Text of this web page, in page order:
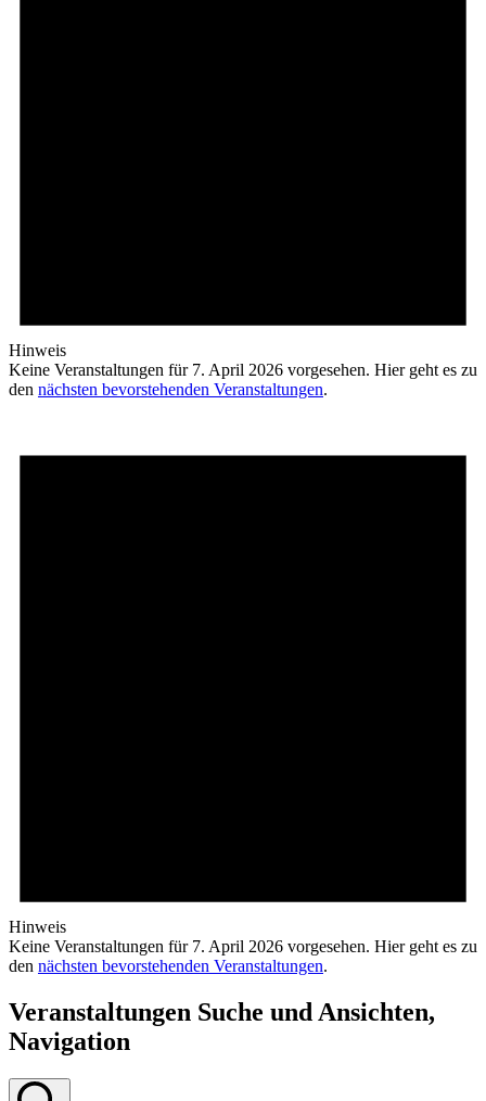
Hinweis
Keine Veranstaltungen für 7. April 2026 vorgesehen. Hier geht es zu
den nächsten bevorstehenden Veranstaltungen.
Hinweis
Keine Veranstaltungen für 7. April 2026 vorgesehen. Hier geht es zu
den nächsten bevorstehenden Veranstaltungen.
Veranstaltungen Suche und Ansichten,
Navigation